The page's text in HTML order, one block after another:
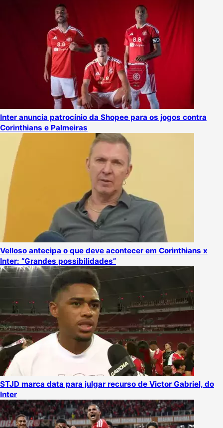
Inter anuncia patrocínio da Shopee para os jogos contra
Corinthians e Palmeiras
Velloso antecipa o que deve acontecer em Corinthians x
Inter: “Grandes possibilidades”
STJD marca data para julgar recurso de Victor Gabriel, do
Inter